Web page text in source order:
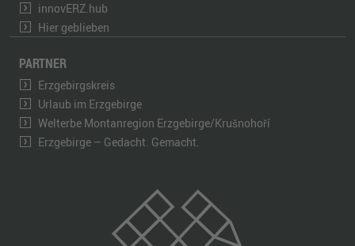
innovERZ.hub
Hier geblieben
PARTNER
Erzgebirgskreis
Urlaub im Erzgebirge
Welterbe Montanregion Erzgebirge/Krušnohoří
Erzgebirge – Gedacht. Gemacht.